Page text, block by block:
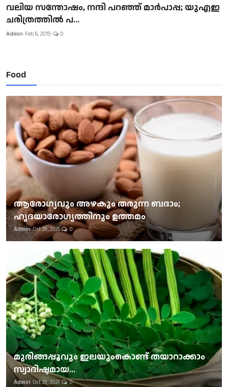
വലിയ സന്തോഷം, നന്ദി പറഞ്ഞ് മാർപാപ്പ; യുഎഇ
ചരിത്രത്തിൽ പ...
Admin Feb 6, 2019 0
Food
ആരോഗ്യവും അഴകും തരുന്ന ബദാം;
ഹൃദയാരോഗ്യത്തിനും ഉത്തമം
Admin Oct 29, 2021 0
മുരിങ്ങപ്പൂവും ഇലയുംകൊണ്ട് തയാറാക്കാം
സ്വാദിഷ്ടമായ...
Admin Oct 29, 2021 0